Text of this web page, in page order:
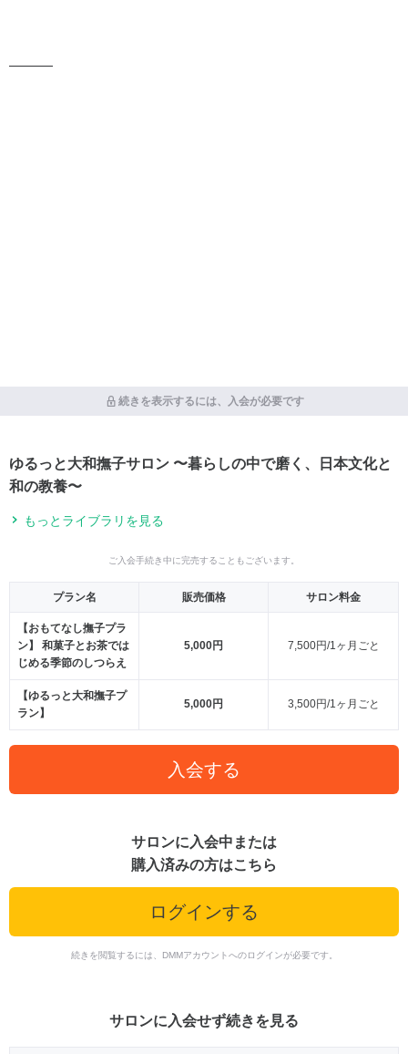
———
続きを表示するには、入会が必要です
ゆるっと大和撫子サロン 〜暮らしの中で磨く、日本文化と
和の教養〜
もっとライブラリを見る
ご入会手続き中に完売することもございます。
プラン名 販売価格 サロン料金
【おもてなし撫子プラ
ン】 和菓子とお茶では
じめる季節のしつらえ
5,000円 7,500円/1ヶ月ごと
【ゆるっと大和撫子プ
ラン】
5,000円 3,500円/1ヶ月ごと
入会する
サロンに入会中または
購入済みの方はこちら
ログインする
続きを閲覧するには、DMMアカウントへのログインが必要です。
サロンに入会せず続きを見る